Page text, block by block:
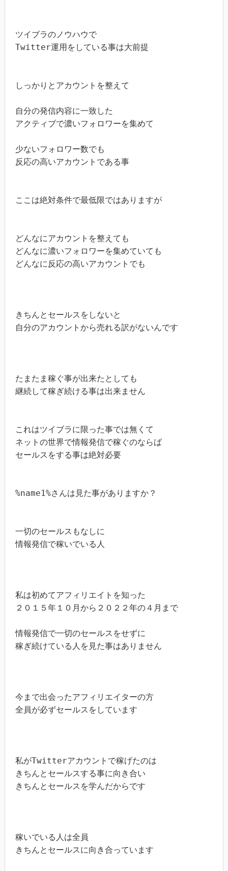
ツイブラのノウハウで
Twitter運用をしている事は大前提
しっかりとアカウントを整えて
自分の発信内容に一致した
アクティブで濃いフォロワーを集めて
少ないフォロワー数でも
反応の高いアカウントである事
ここは絶対条件で最低限ではありますが
どんなにアカウントを整えても
どんなに濃いフォロワーを集めていても
どんなに反応の高いアカウントでも
きちんとセールスをしないと
自分のアカウントから売れる訳がないんです
たまたま稼ぐ事が出来たとしても
継続して稼ぎ続ける事は出来ません
これはツイブラに限った事では無くて
ネットの世界で情報発信で稼ぐのならば
セールスをする事は絶対必要
%name1%さんは見た事がありますか？
一切のセールスもなしに
情報発信で稼いでいる人
私は初めてアフィリエイトを知った
２０１５年１０月から２０２２年の４月まで
情報発信で一切のセールスをせずに
稼ぎ続けている人を見た事はありません
今まで出会ったアフィリエイターの方
全員が必ずセールスをしています
私がTwitterアカウントで稼げたのは
きちんとセールスする事に向き合い
きちんとセールスを学んだからです
稼いでいる人は全員
きちんとセールスに向き合っています